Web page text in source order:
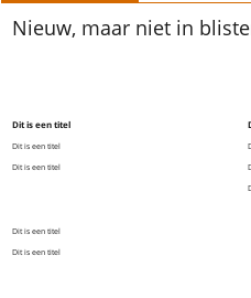
Nieuw, maar niet in
Dit is een titel
Dit is een titel
Dit is een titel
Dit is een titel
Dit is een titel